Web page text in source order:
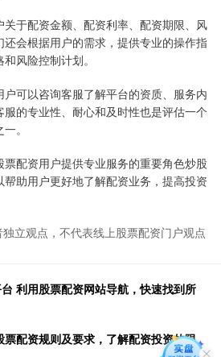
于配资金额、配资利率、配资期限、风
会根据用户的需求，提供专业的操作指
风险控制计划。
可以咨询客服了解平台的资质、服务内
的专业性、耐心和及时性也是评估一个
。
配资用户提供专业服务的重要角色炒股
助用户更好地了解配资业务，提高投资
立观点，不代表线上股票配资门户观点
利用股票配资网站导航，快速找到所
票配资规则及要求，了解配资投资的限